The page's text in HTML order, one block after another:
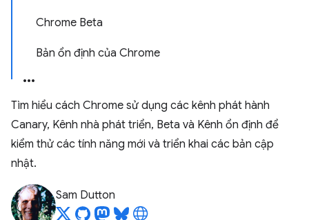
Chrome Beta
Bản ổn định của Chrome
Tìm hiểu cách Chrome sử dụng các kênh phát hành
Canary, Kênh nhà phát triển, Beta và Kênh ổn định để
kiểm thử các tính năng mới và triển khai các bản cập
nhật.
Sam Dutton